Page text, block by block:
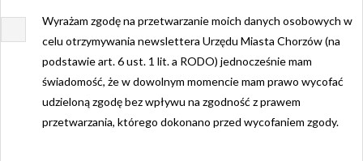
Wyrażam zgodę na przetwarzanie moich danych osobowych w
celu otrzymywania newslettera Urzędu Miasta Chorzów (na
podstawie art. 6 ust. 1 lit. a RODO) jednocześnie mam
świadomość, że w dowolnym momencie mam prawo wycofać
udzieloną zgodę bez wpływu na zgodność z prawem
przetwarzania, którego dokonano przed wycofaniem zgody.